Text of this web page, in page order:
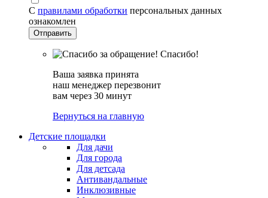
С правилами обработки персональных данных
ознакомлен
Спасибо!
Ваша заявка принята
наш менеджер перезвонит
вам через 30 минут
Вернуться на главную
Детские площадки
Для дачи
Для города
Для детсада
Антивандальные
Инклюзивные